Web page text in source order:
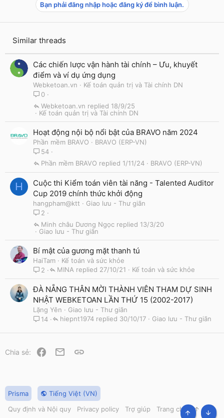
Bạn phải đăng nhập hoặc đăng ký để bình luận.
Similar threads
Các chiến lược vận hành tài chính – Ưu, khuyết
điểm và ví dụ ứng dụng
Webketoan.vn
Kế toán quản trị và Tài chính DN
0
Kế toán quản trị và Tài chính DN
18/9/25
Webketoan.vn
Hoạt động nội bộ nổi bật của BRAVO năm 2024
Phần mềm BRAVO
BRAVO (ERP-VN)
54
BRAVO (ERP-VN)
1/11/24
Phần mềm BRAVO
H
Cuộc thi Kiểm toán viên tài năng - Talented Auditor
Cup 2019 chính thức khởi động
hangpham@ktt
Giao lưu - Thư giãn
2
Giao lưu - Thư giãn
13/3/20
Minh châu Dương Ngọc
Bí mật của gương mặt thanh tú
HaiTam
Kế toán và sức khỏe
2
Kế toán và sức khỏe
27/10/21
MINA
ĐÀ NẴNG THÂN MỜI THÀNH VIÊN THAM DỰ SINH
NHẬT WEBKETOAN LẦN THỨ 15 (2002-2017)
Lặng Yên
Giao lưu - Thư giãn
14
Giao lưu - Thư giãn
30/10/17
hiepnt1974
Chia sẻ: Facebook
Email
Prisma
Tiếng Việt (VN)
Quy định và Nội quy
Privacy policy Trợ giúp Trang chủ
R